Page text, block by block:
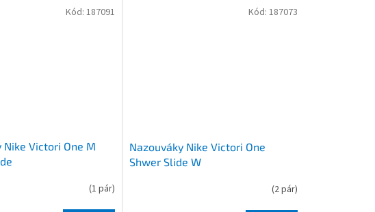
Nike Victori One M
(1 pár)
Kód: 187091
Nazouváky Nike Victori One
Shwer Slide W
(2 pár)
Kód: 187073